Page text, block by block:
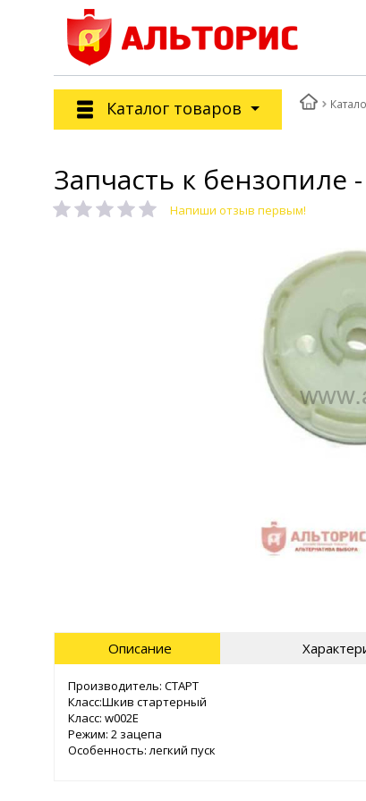
Каталог товаров
Запчасть к бензопиле
Напиши отзыв первым!
Описание
Производитель: СТАРТ
Класс:Шкив стартерный
Класс: w002Е
Режим: 2 зацепа
Особенность: легкий пуск